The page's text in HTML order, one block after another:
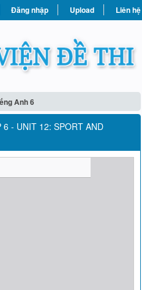
Đăng nhập Upload Liên hệ
Anh 6
6 - UNIT 12: SPORT AND